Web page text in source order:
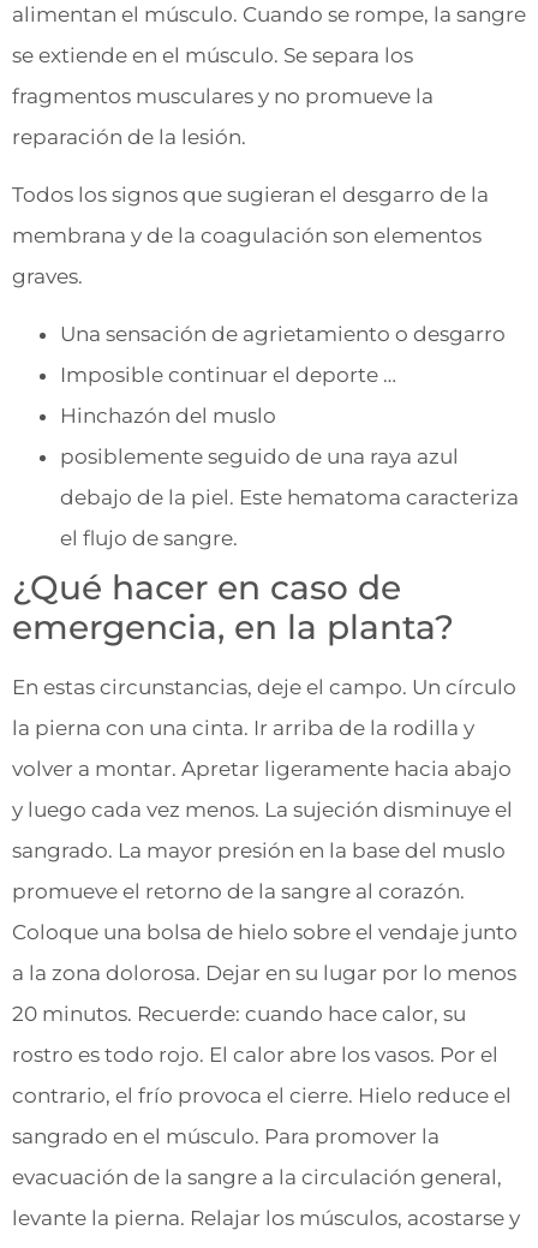
alimentan el músculo. Cuando se rompe, la sangre
se extiende en el músculo. Se separa los
fragmentos musculares y no promueve la
reparación de la lesión.
Todos los signos que sugieran el desgarro de la
membrana y de la coagulación son elementos
graves.
Una sensación de agrietamiento o desgarro
Imposible continuar el deporte …
Hinchazón del muslo
posiblemente seguido de una raya azul
debajo de la piel. Este hematoma caracteriza
el flujo de sangre.
¿Qué hacer en caso de
emergencia, en la planta?
En estas circunstancias, deje el campo. Un círculo
la pierna con una cinta. Ir arriba de la rodilla y
volver a montar. Apretar ligeramente hacia abajo
y luego cada vez menos. La sujeción disminuye el
sangrado. La mayor presión en la base del muslo
promueve el retorno de la sangre al corazón.
Coloque una bolsa de hielo sobre el vendaje junto
a la zona dolorosa. Dejar en su lugar por lo menos
20 minutos. Recuerde: cuando hace calor, su
rostro es todo rojo. El calor abre los vasos. Por el
contrario, el frío provoca el cierre. Hielo reduce el
sangrado en el músculo. Para promover la
evacuación de la sangre a la circulación general,
levante la pierna. Relajar los músculos, acostarse y